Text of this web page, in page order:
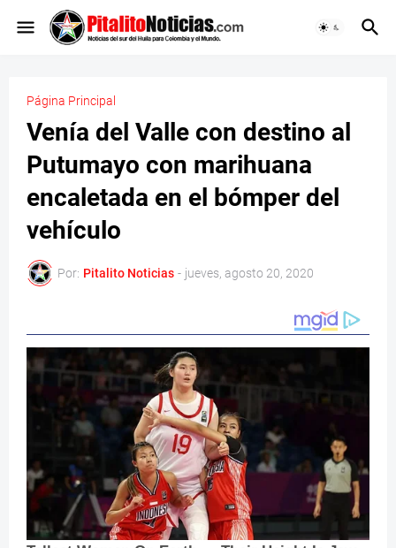
Página Principal
Venía del Valle con destino al
Putumayo con marihuana
encaletada en el bómper del
vehículo
Por: Pitalito Noticias - jueves, agosto 20, 2020